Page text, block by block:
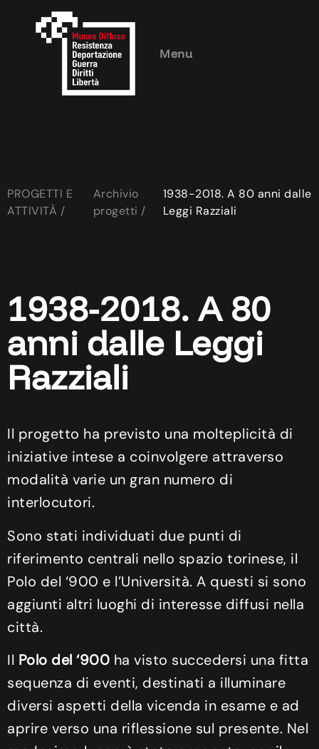
Menu
PROGETTI E
ATTIVITÀ /
Archivio
progetti /
1938-2018. A 80 anni dalle
Leggi Razziali
1938-2018. A 80
anni dalle Leggi
Razziali
Il progetto ha previsto una molteplicità di
iniziative intese a coinvolgere attraverso
modalità varie un gran numero di
interlocutori.
Sono stati individuati due punti di
riferimento centrali nello spazio torinese, il
Polo del ‘900 e l’Università. A questi si sono
aggiunti altri luoghi di interesse diffusi nella
città.
Il Polo del ‘900 ha visto succedersi una fitta
sequenza di eventi, destinati a illuminare
diversi aspetti della vicenda in esame e ad
aprire verso una riflessione sul presente. Nel